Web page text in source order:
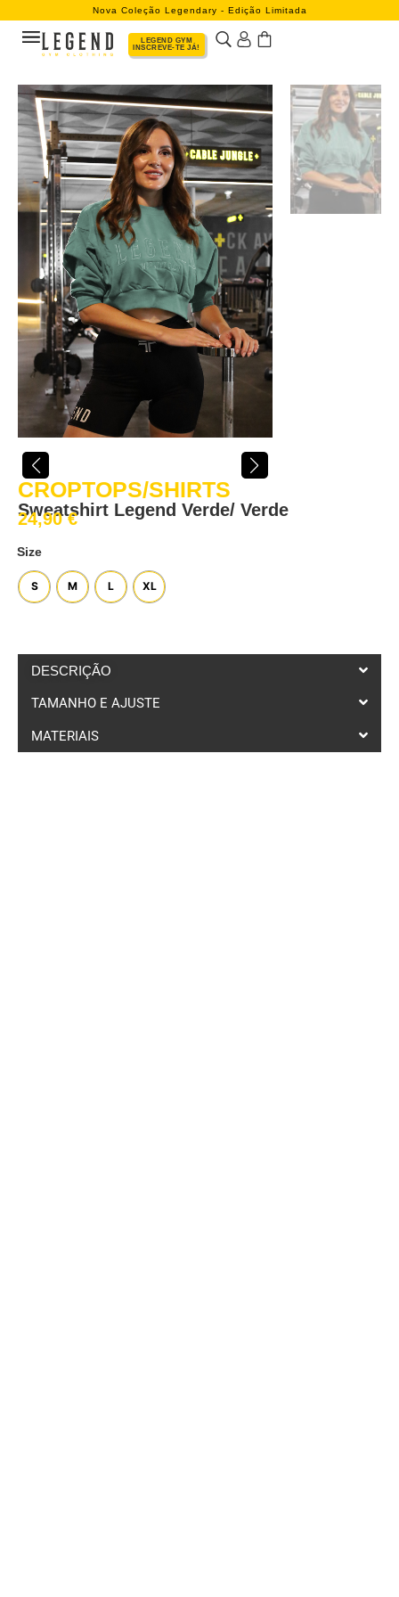
Nova Coleção Legendary - Edição Limitada
LEGEND GYM
INSCREVE-TE JÁ!
CROPTOPS/SHIRTS
Sweatshirt Legend Verde/ Verde
24,90€
Size
S M L XL
DESCRIÇÃO
TAMANHO E AJUSTE
MATERIAIS